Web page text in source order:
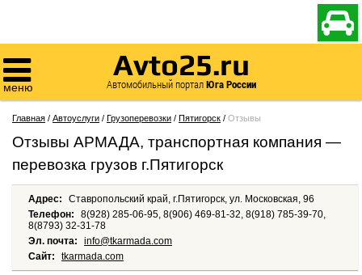


меню
Avto25.ru
Автомобильный порталЮга России
Главная / Автоуслуги / Грузоперевозки / Пятигорск / Отзывы
Отзывы АРМАДА, транспортная компания —
перевозка грузов г.Пятигорск
Адрес:
Ставропольский край, г.Пятигорск, ул. Московская, 96
Телефон:
8(928) 285-06-95, 8(906) 469-81-32, 8(918) 785-39-70,
8(8793) 32-31-78
Эл. почта:
info@tkarmada.com
Сайт:
tkarmada.com